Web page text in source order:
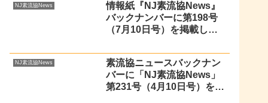
NJ素流協News
情報紙『NJ素流協News』
バックナンバーに第198号
（7月10日号）を掲載しま
NJ素流協News
素流協ニュースバックナン
バーに「NJ素流協News」
第231号（4月10日号）を掲